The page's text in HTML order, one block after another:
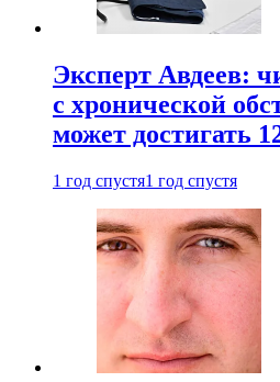
Эксперт Авдеев:
с хронической
может достигать
1 год спустя1 год спустя